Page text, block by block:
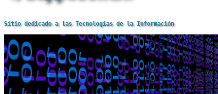
Sitio dedicado a las Tecnologías de la Información